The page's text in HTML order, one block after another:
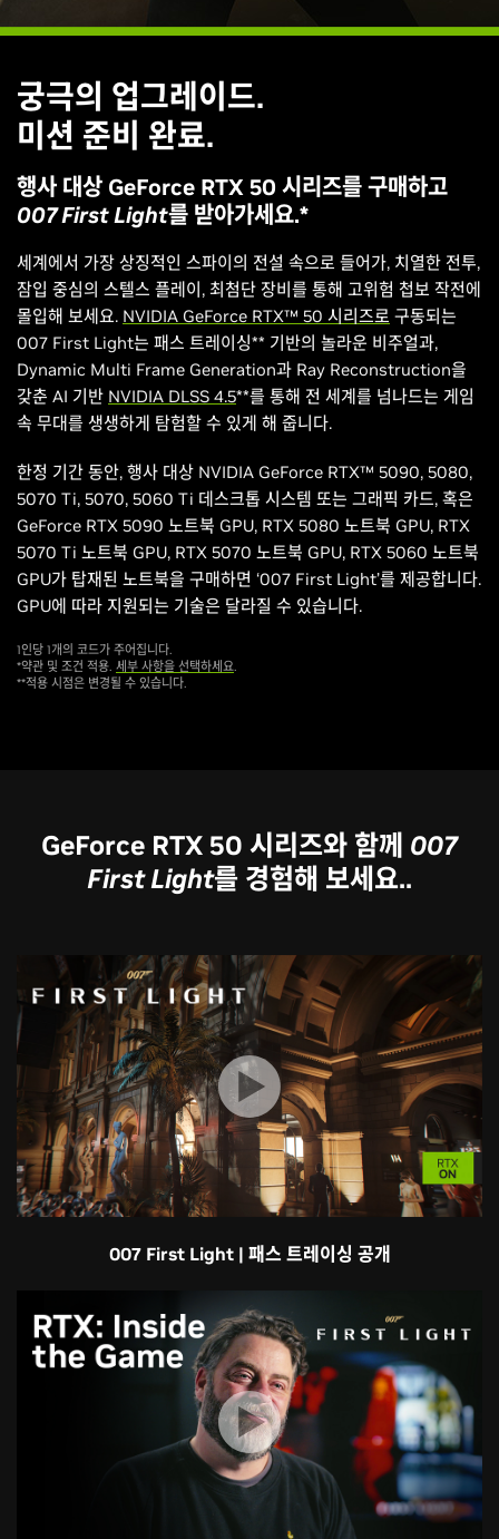
궁극의 업그레이드.
미션 준비 완료.
행사 대상 GeForce RTX 50 시리즈를 구매하고
007 First Light를 받아가세요.*
세계에서 가장 상징적인 스파이의 전설 속으로 들어가, 치열한 전투,
잠입 중심의 스텔스 플레이, 최첨단 장비를 통해 고위험 첩보 작전에
몰입해 보세요. NVIDIA GeForce RTX™ 50 시리즈로 구동되는
007 First Light는 패스 트레이싱** 기반의 놀라운 비주얼과,
Dynamic Multi Frame Generation과 Ray Reconstruction을
갖춘 AI 기반 NVIDIA DLSS 4.5**를 통해 전 세계를 넘나드는 게임
속 무대를 생생하게 탐험할 수 있게 해 줍니다.
한정 기간 동안, 행사 대상 NVIDIA GeForce RTX™ 5090, 5080,
5070 Ti, 5070, 5060 Ti 데스크톱 시스템 또는 그래픽 카드, 혹은
GeForce RTX 5090 노트북 GPU, RTX 5080 노트북 GPU, RTX
5070 Ti 노트북 GPU, RTX 5070 노트북 GPU, RTX 5060 노트북
GPU가 탑재된 노트북을 구매하면 ‘007 First Light’를 제공합니다.
GPU에 따라 지원되는 기술은 달라질 수 있습니다.
1인당 1개의 코드가 주어집니다.
*약관 및 조건 적용. 세부 사항을 선택하세요.
**적용 시점은 변경될 수 있습니다.
GeForce RTX 50 시리즈와 함께 007
First Light를 경험해 보세요..
007 First Light | 패스 트레이싱 공개